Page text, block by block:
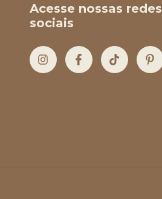
Acesse nossas redes
sociais